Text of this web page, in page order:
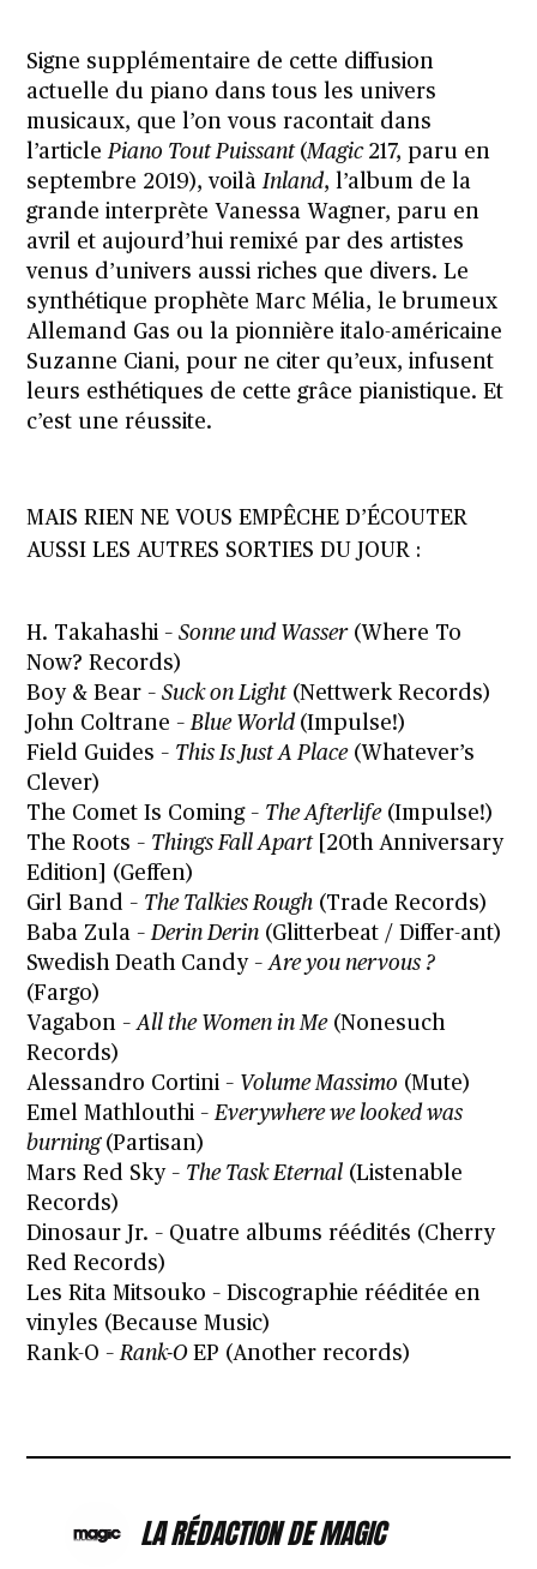
Signe supplémentaire de cette diffusion
actuelle du piano dans tous les univers
musicaux, que l’on vous racontait dans
l’article Piano Tout Puissant (Magic 217, paru en
septembre 2019), voilà Inland, l’album de la
grande interprète Vanessa Wagner, paru en
avril et aujourd’hui remixé par des artistes
venus d’univers aussi riches que divers. Le
synthétique prophète Marc Mélia, le brumeux
Allemand Gas ou la pionnière italo-américaine
Suzanne Ciani, pour ne citer qu’eux, infusent
leurs esthétiques de cette grâce pianistique. Et
c’est une réussite.
MAIS RIEN NE VOUS EMPÊCHE D’ÉCOUTER
AUSSI LES AUTRES SORTIES DU JOUR :
H. Takahashi –Sonne und Wasser(Where To
Now? Records)
Boy & Bear –Suck on Light(Nettwerk Records)
John Coltrane – Blue World (Impulse!)
Field Guides – This Is Just A Place(Whatever’s
Clever)
The Comet Is Coming – The Afterlife(Impulse!)
The Roots – Things Fall Apart
[20th Anniversary
Edition] (Geffen)
Girl Band – The Talkies Rough (Trade Records)
Baba Zula – Derin Derin (Glitterbeat / Differ-ant)
Swedish Death Candy –Are you nervous ?
(Fargo)
Vagabon –All the Women in Me(Nonesuch
Records)
Alessandro Cortini – Volume Massimo (Mute)
Emel Mathlouthi – Everywhere we looked was
burning (Partisan)
Mars Red Sky – The Task Eternal (Listenable
Records)
Dinosaur Jr. – Quatre albums réédités (Cherry
Red Records)
Les Rita Mitsouko – Discographie rééditée en
vinyles (Because Music)
Rank-O – Rank-OEP (Another records)
LA RÉDACTION DE MAGIC